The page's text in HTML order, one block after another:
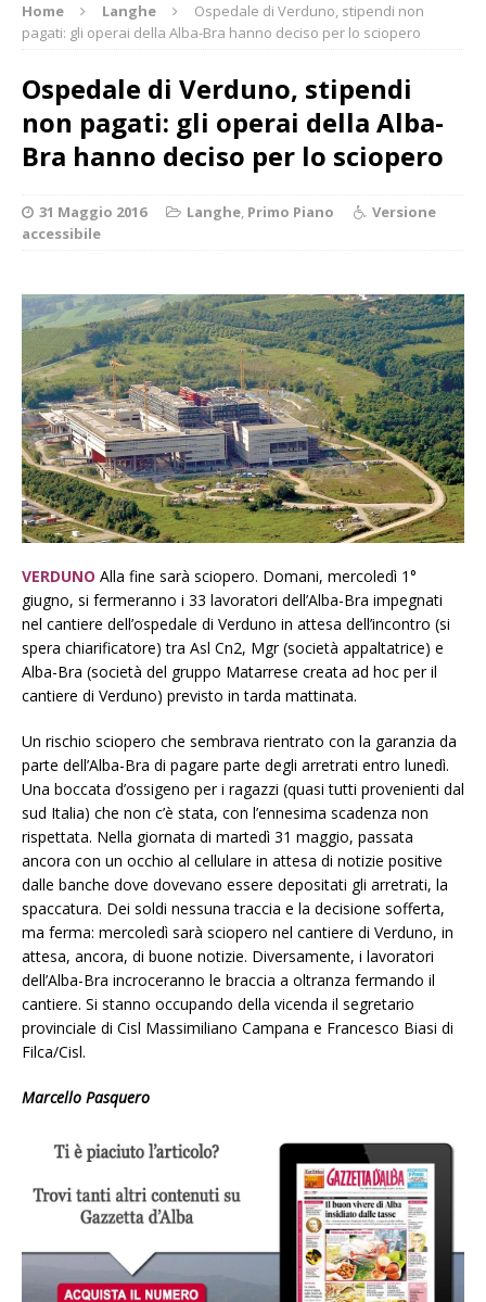
Home Langhe
Ospedale di Verduno, stipendi non
pagati: gli operai della Alba-Bra hanno deciso per lo sciopero
Ospedale di Verduno, stipendi
non pagati: gli operai della Alba-
Bra hanno deciso per lo sciopero
31 Maggio 2016 Langhe, Primo Piano
Versione
accessibile
VERDUNO Alla fine sarà sciopero. Domani, mercoledì 1°
giugno, si fermeranno i 33 lavoratori dell’Alba-Bra impegnati
nel cantiere dell’ospedale di Verduno in attesa dell’incontro (si
spera chiarificatore) tra Asl Cn2, Mgr (società appaltatrice) e
Alba-Bra (società del gruppo Matarrese creata ad hoc per il
cantiere di Verduno) previsto in tarda mattinata.
Un rischio sciopero che sembrava rientrato con la garanzia da
parte dell’Alba-Bra di pagare parte degli arretrati entro lunedì.
Una boccata d’ossigeno per i ragazzi (quasi tutti provenienti dal
sud Italia) che non c’è stata, con l’ennesima scadenza non
rispettata. Nella giornata di martedì 31 maggio, passata
ancora con un occhio al cellulare in attesa di notizie positive
dalle banche dove dovevano essere depositati gli arretrati, la
spaccatura. Dei soldi nessuna traccia e la decisione sofferta,
ma ferma: mercoledì sarà sciopero nel cantiere di Verduno, in
attesa, ancora, di buone notizie. Diversamente, i lavoratori
dell’Alba-Bra incroceranno le braccia a oltranza fermando il
cantiere. Si stanno occupando della vicenda il segretario
provinciale di Cisl Massimiliano Campana e Francesco Biasi di
Filca/Cisl.
Marcello Pasquero